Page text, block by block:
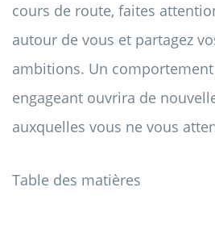
cours de route, faites
autour de vous et partagez
ambitions. Un
engageant ouvrira de
auxquelles vous ne vous
Table des matières